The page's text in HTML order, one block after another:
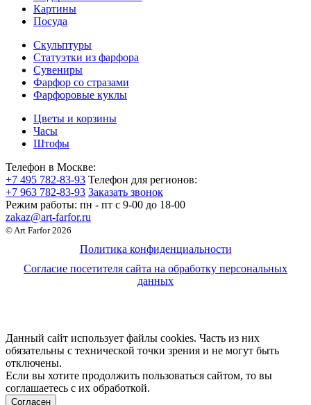
Картины
Посуда
Скульптуры
Статуэтки из фарфора
Сувениры
Фарфор со стразами
Фарфоровые куклы
Цветы и корзины
Часы
Штофы
Телефон в Москве:
+7 495 782-83-93 Телефон для регионов:
+7 963 782-83-93 Заказать звонок
Режим работы: пн - пт c 9-00 до 18-00
zakaz@art-farfor.ru
© Art Farfor 2026
Политика конфиденциальности
Согласие посетителя сайта на обработку персональных
данных
Данный сайт использует файлы cookies. Часть из них
обязательны с технической точки зрения и не могут быть
отключены.
Если вы хотите продолжить пользоваться сайтом, то вы
соглашаетесь с их обработкой.